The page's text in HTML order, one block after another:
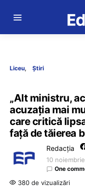
Liceu Știri
„Alt ministru,
acuzația mai
care critică
față de tăierea
Redacția
10
One
380 de vizualizări